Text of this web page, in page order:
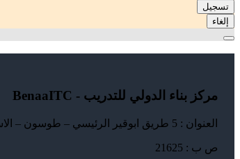
تسجيل
إلغاء
مركز بناء الدولي للتدريب - BenaaITC
العنوان : 5 طريق ابوقير الرئيسي – طوسون – الاسكندرية
ص ب : 21625